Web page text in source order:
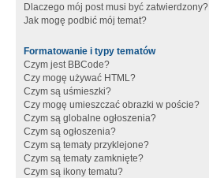
Dlaczego mój post musi być zatwierdzony?
Jak mogę podbić mój temat?
Formatowanie i typy tematów
Czym jest BBCode?
Czy mogę używać HTML?
Czym są uśmieszki?
Czy mogę umieszczać obrazki w poście?
Czym są globalne ogłoszenia?
Czym są ogłoszenia?
Czym są tematy przyklejone?
Czym są tematy zamknięte?
Czym są ikony tematu?